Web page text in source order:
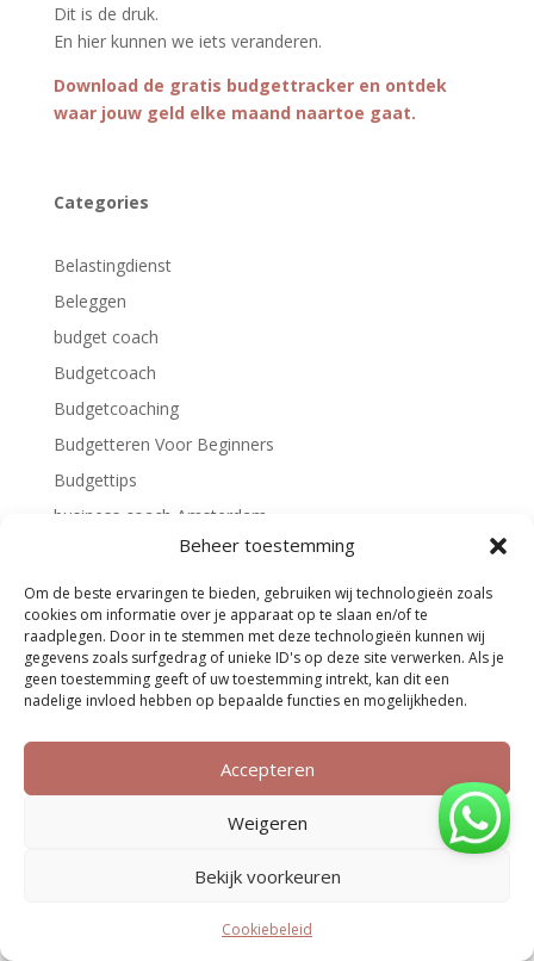
Beheer toestemming
Om de beste ervaringen te bieden, gebruiken wij technologieën zoals
cookies om informatie over je apparaat op te slaan en/of te
raadplegen. Door in te stemmen met deze technologieën kunnen wij
gegevens zoals surfgedrag of unieke ID's op deze site verwerken. Als je
geen toestemming geeft of uw toestemming intrekt, kan dit een
nadelige invloed hebben op bepaalde functies en mogelijkheden.
Accepteren
Weigeren
Bekijk voorkeuren
Cookiebeleid
Dit is de druk.
En hier kunnen we iets veranderen.
Download de gratis budgettracker en ontdek
waar jouw geld elke maand naartoe gaat.
Categories
Belastingdienst
Beleggen
budget coach
Budgetcoach
Budgetcoaching
Budgetteren Voor Beginners
Budgettips
business coach Amsterdam
Business coach voor vrouwen
Business coaching
Familieopstellingen
Financieel overzicht maken in Excel
Financieel plan
Geld Verdienen